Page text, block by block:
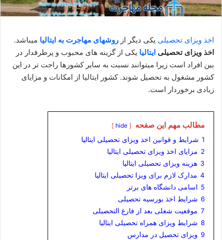
اخذ ویزای تحصیلی یکی دیگر از روشهای مهاجرت به ایتالیا میباشد.
اخذ ویزای تحصیلی ایتالیا یکی از گزینه های محبوب و پرطرفدار در
بین افراد است زیرا میتوانند نسبت به سایر کشورها راحت تر در این
کشور مشغول به تحصیل شوند. کشور ایتالیا از امکانات و مزایای
زیادی برخوردار است.
مطالب مهم این صفحه hide
1 شرایط و قوانین اخذ ویزای تحصیلی ایتالیا
2 مزایای اخذ ویزای تحصیلی ایتالیا
3 هزینه ویزای تحصیلی ایتالیا
4 مدارک لازم برای ویزا تحصیلی ایتالیا
5 اسامی دانشگاه های برتر
6 شرایط اخذ بورسیه تحصیلی
7 موقعیت شغلی بعد از فارغ التحصیلی
8 شرایط ویزای همراه تحصیلی ایتالیا
9 ویزای تحصیل در مدارس